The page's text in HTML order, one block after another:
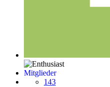
Mitglieder
143